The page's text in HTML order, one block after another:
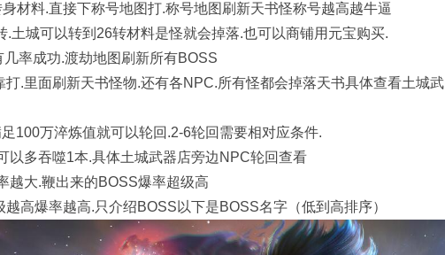
材料.直接下称号地图打.称号地图刷新天书怪称号越高越牛逼
城可以转到26转材料是怪就会掉落.也可以商铺用元宝购买.
率成功.渡劫地图刷新所有BOSS
.里面刷新天书怪物.还有各NPC.所有怪都会掉落天书具体查看土城武
100万淬炼值就可以轮回.2-6轮回需要相对应条件.
以多吞噬1本.具体土城武器店旁边NPC轮回查看
越大.鞭出来的BOSS爆率超级高
高爆率越高.只介绍BOSS以下是BOSS名字（低到高排序）